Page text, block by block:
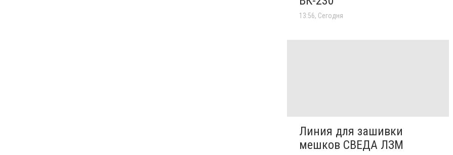
13:56, Сегодня
Линия для зашивки
мешков СВЕДА ЛЗМ